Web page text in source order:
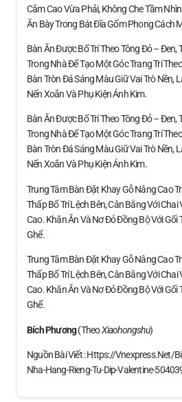
Cắm Cao Vừa Phải, Không Che Tầm
Ăn Bày Trong Bát Đĩa Gốm Phong Cách
Bàn Ăn Được Bố Trí Theo Tông Đỏ – Đen,
Trong Nhà Để Tạo Một Góc Trang Trí
Bàn Tròn Đá Sáng Màu Giữ Vai Trò Nền,
Nến Xoắn Và Phụ Kiện Ánh Kim.
Bàn Ăn Được Bố Trí Theo Tông Đỏ – Đen,
Trong Nhà Để Tạo Một Góc Trang Trí
Bàn Tròn Đá Sáng Màu Giữ Vai Trò Nền,
Nến Xoắn Và Phụ Kiện Ánh Kim.
Trung Tâm Bàn Đặt Khay Gỗ Nâng Cao
Thấp Bố Trí Lệch Bên, Cân Bằng Với
Cao. Khăn Ăn Và Nơ Đỏ Đồng Bộ Với Gối
Ghế.
Trung Tâm Bàn Đặt Khay Gỗ Nâng Cao
Thấp Bố Trí Lệch Bên, Cân Bằng Với
Cao. Khăn Ăn Và Nơ Đỏ Đồng Bộ Với Gối
Ghế.
Bích Phương(theoXiaohongshu)
Nguồn Bài Viết : Https://vnexpress.net/
Nha-Hang-Rieng-Tu-Dip-Valentine-